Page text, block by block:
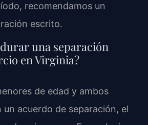
recomendamos un
escrito.
una separación
en Virginia?
de edad y ambos
acuerdo de separación, el